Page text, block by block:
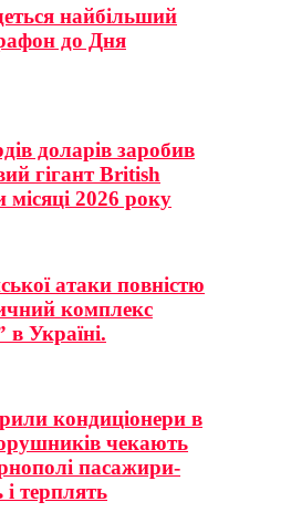
найбільший
до Дня
доларів заробив
гігант British
місяці 2026 року
атаки повністю
комплекс
Україні.
кондиціонери в
чекають
пасажири-
терплять